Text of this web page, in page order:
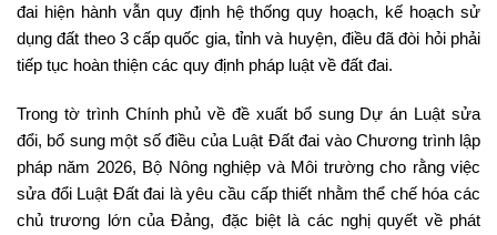
đai hiện hành vẫn quy định hệ thống quy hoạch, kế hoạch sử
dụng đất theo 3 cấp quốc gia, tỉnh và huyện, điều đã đòi hỏi phải
tiếp tục hoàn thiện các quy định pháp luật về đất đai.
Trong tờ trình Chính phủ về đề xuất bổ sung Dự án Luật sửa
đổi, bổ sung một số điều của Luật Đất đai vào Chương trình lập
pháp năm 2026, Bộ Nông nghiệp và Môi trường cho rằng việc
sửa đổi Luật Đất đai là yêu cầu cấp thiết nhằm thể chế hóa các
chủ trương lớn của Đảng, đặc biệt là các nghị quyết về phát